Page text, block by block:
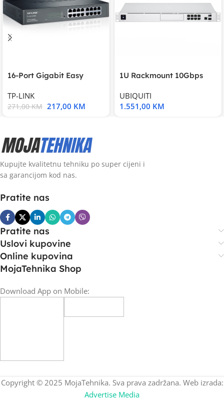
16-Port Gigabit Easy
TP-LINK
271,00KM 217,00 KM
1U Rackmount 10Gbps
UBIQUITI
1.551,00 KM
Kupujte kvalitetnu tehniku po super cijeni i
sa garancijom kod nas.
Pratite nas
Pratite nas
Uslovi kupovine
Online kupovina
MojaTehnika Shop
Download App on Mobile:
Copyright © 2025 MojaTehnika. Sva prava zadržana. Web izrada:
Advertise Media